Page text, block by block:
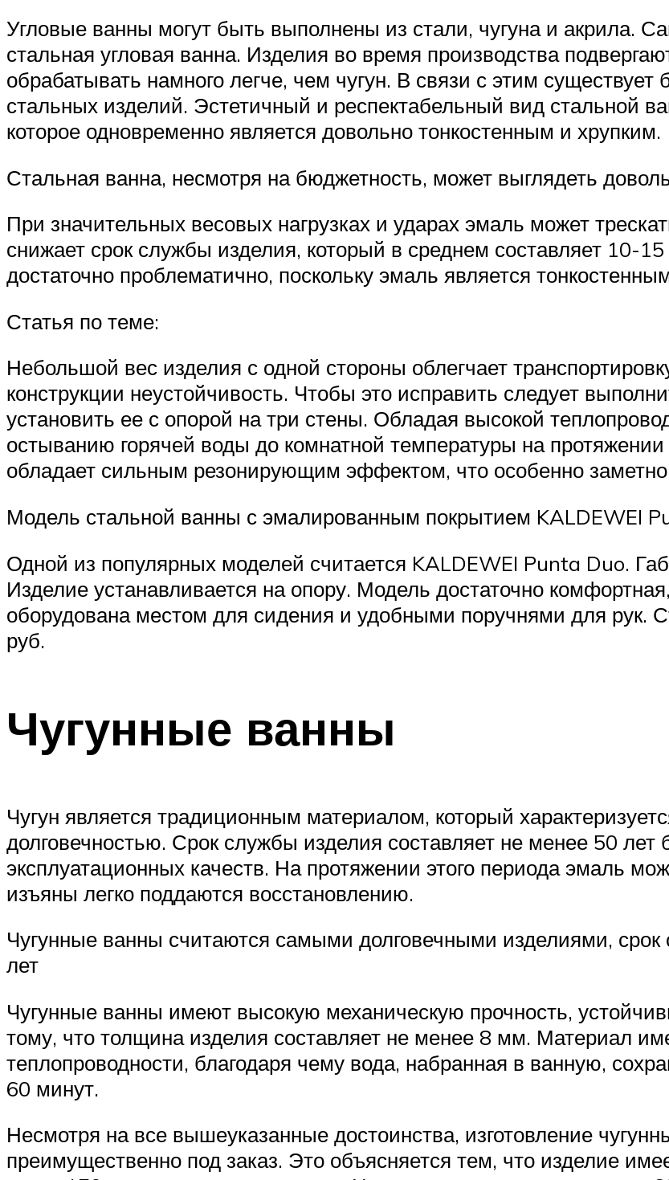
Угловые ванны могут быть выполнены из стали, чугуна и акрила.
стальная угловая ванна. Изделия во время производства
обрабатывать намного легче, чем чугун. В связи с этим
стальных изделий. Эстетичный и респектабельный вид стальной
которое одновременно является довольно тонкостенным и хрупким.
Стальная ванна, несмотря на бюджетность, может выглядеть
При значительных весовых нагрузках и ударах эмаль может
снижает срок службы изделия, который в среднем составляет 10-
достаточно проблематично, поскольку эмаль является
Статья по теме:
Небольшой вес изделия с одной стороны облегчает
конструкции неустойчивость. Чтобы это исправить следует
установить ее с опорой на три стены. Обладая высокой
остыванию горячей воды до комнатной температуры на
обладает сильным резонирующим эффектом, что особенно
Модель стальной ванны с эмалированным покрытием KALDEWEI
Одной из популярных моделей считается KALDEWEI Punta Duo.
Изделие устанавливается на опору. Модель достаточно
оборудована местом для сидения и удобными поручнями для рук.
руб.
Чугунные ванны
Чугун является традиционным материалом, который
долговечностью. Срок службы изделия составляет не менее 50 лет
эксплуатационных качеств. На протяжении этого периода эмаль
изъяны легко поддаются восстановлению.
Чугунные ванны считаются самыми долговечными изделиями, срок
лет
Чугунные ванны имеют высокую механическую прочность,
тому, что толщина изделия составляет не менее 8 мм. Материал
теплопроводности, благодаря чему вода, набранная в ванную,
60 минут.
Несмотря на все вышеуказанные достоинства, изготовление
преимущественно под заказ. Это объясняется тем, что изделие